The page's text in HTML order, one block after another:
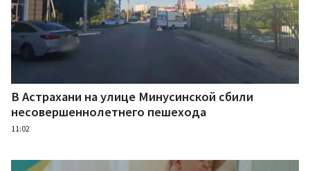
В Астрахани на улице Минусинской сбили
несовершеннолетнего пешехода
11:02